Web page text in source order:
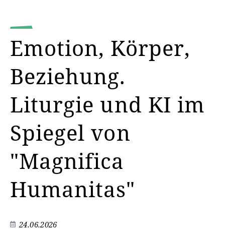
Emotion, Körper,
Beziehung.
Liturgie und KI im
Spiegel von
"Magnifica
Humanitas"
24.06.2026